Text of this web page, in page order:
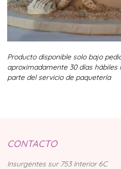
Producto disponible solo bajo
aproximadamente 30 días
parte del servicio de paquetería
CONTACTO
Insurgentes sur 753 Interior 6C